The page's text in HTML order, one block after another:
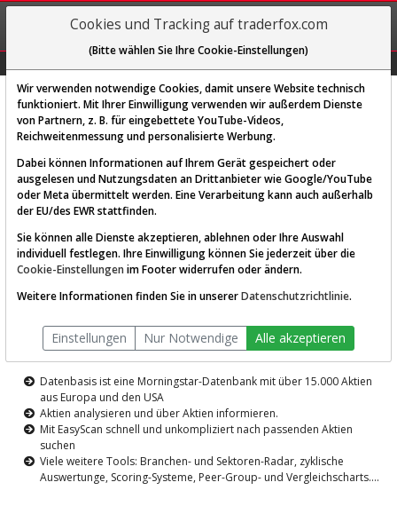
REGIS-
TRIEREN
Diese Funktion ist nur für
AKTIEN-TERMINAL
Die Aktienanalyse-Plattform von
TraderFox
Datenbasis ist eine Morningstar-Datenbank mit über 15.000 Aktien
aus Europa und den USA
Aktien analysieren und über Aktien informieren.
Mit EasyScan schnell und unkompliziert nach passenden Aktien
suchen
Viele weitere Tools: Branchen- und Sektoren-Radar, zyklische
Auswertunge, Scoring-Systeme, Peer-Group- und Vergleichscharts....
Cookies und Tracking auf traderfox.com
(Bitte wählen Sie Ihre Cookie-Einstellungen)
Wir verwenden notwendige Cookies, damit unsere Website technisch
funktioniert. Mit Ihrer Einwilligung verwenden wir außerdem Dienste
von Partnern, z. B. für eingebettete YouTube-Videos,
Reichweitenmessung und personalisierte Werbung.
Dabei können Informationen auf Ihrem Gerät gespeichert oder
ausgelesen und Nutzungsdaten an Drittanbieter wie Google/YouTube
oder Meta übermittelt werden. Eine Verarbeitung kann auch außerhalb
der EU/des EWR stattfinden.
Sie können alle Dienste akzeptieren, ablehnen oder Ihre Auswahl
individuell festlegen. Ihre Einwilligung können Sie jederzeit über die
Cookie-Einstellungen im Footer widerrufen oder ändern.
Weitere Informationen finden Sie in unsererDatenschutzrichtlinie.
Einstellungen Nur Notwendige Alle akzeptieren